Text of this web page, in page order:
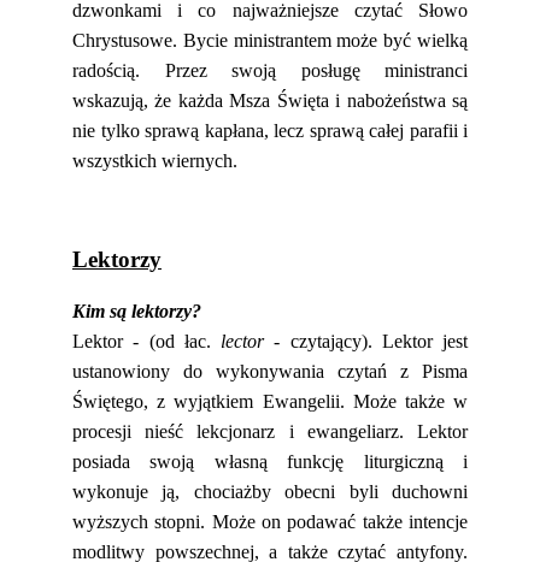
dzwonkami i co najważniejsze czytać Słowo
Chrystusowe. Bycie ministrantem może być wielką
radością. Przez swoją posługę ministranci
wskazują, że każda Msza Święta i nabożeństwa są
nie tylko sprawą kapłana, lecz sprawą całej parafii i
wszystkich wiernych.
Lektorzy
Kim są lektorzy?
Lektor - (od łac. lector- czytający). Lektor jest
ustanowiony do wykonywania czytań z Pisma
Świętego, z wyjątkiem Ewangelii. Może także w
procesji nieść lekcjonarz i ewangeliarz. Lektor
posiada swoją własną funkcję liturgiczną i
wykonuje ją, chociażby obecni byli duchowni
wyższych stopni. Może on podawać także intencje
modlitwy powszechnej, a także czytać antyfony.